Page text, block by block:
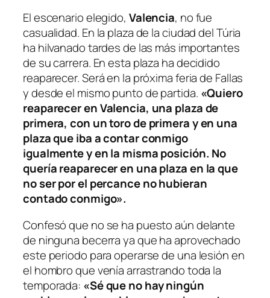
El escenario elegido, Valencia, no fue
casualidad. En la plaza de la ciudad del Túria
ha hilvanado tardes de las más importantes
de su carrera. En esta plaza ha decidido
reaparecer. Será en la próxima feria de Fallas
y desde el mismo punto de partida. «Quiero
reaparecer en Valencia, una plaza de
primera, con un toro de primera y en una
plaza que iba a contar conmigo
igualmente y en la misma posición. No
quería reaparecer en una plaza en la que
no ser por el percance no hubieran
contado conmigo».
Confesó que no se ha puesto aún delante
de ninguna becerra ya que ha aprovechado
este periodo para operarse de una lesión en
el hombro que venía arrastrando toda la
temporada: «Sé que no hay ningún